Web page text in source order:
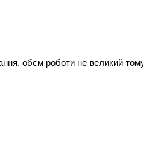
обєм роботи не великий